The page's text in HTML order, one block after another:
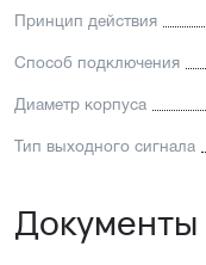
Принцип действия
Способ подключения
Диаметр корпуса
Тип выходного сигнала
Документы